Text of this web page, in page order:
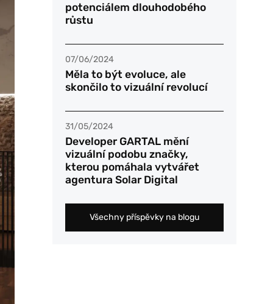
potenciálem dlouhodobého
růstu
07/06/2024
Měla to být evoluce, ale
skončilo to vizuální revolucí
31/05/2024
Developer GARTAL mění
vizuální podobu značky,
kterou pomáhala vytvářet
agentura Solar Digital
Všechny příspěvky na blogu